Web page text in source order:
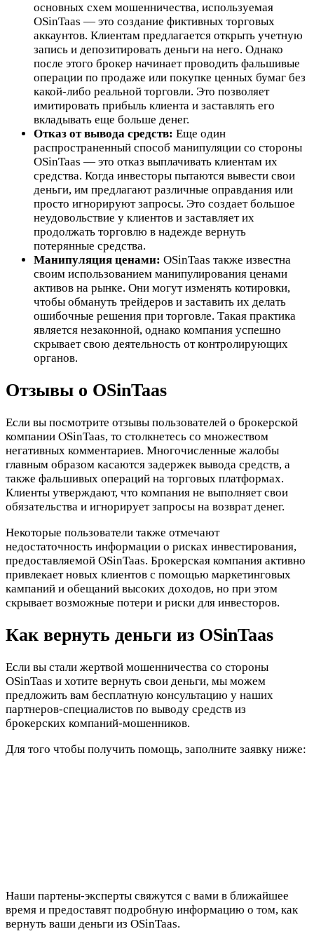
основных схем мошенничества, используемая
OSinTaas — это создание фиктивных торговых
аккаунтов. Клиентам предлагается открыть учетную
запись и депозитировать деньги на него. Однако
после этого брокер начинает проводить фальшивые
операции по продаже или покупке ценных бумаг без
какой-либо реальной торговли. Это позволяет
имитировать прибыль клиента и заставлять его
вкладывать еще больше денег.
Отказ от вывода средств: Еще один
распространенный способ манипуляции со стороны
OSinTaas — это отказ выплачивать клиентам их
средства. Когда инвесторы пытаются вывести свои
деньги, им предлагают различные оправдания или
просто игнорируют запросы. Это создает большое
неудовольствие у клиентов и заставляет их
продолжать торговлю в надежде вернуть
потерянные средства.
Манипуляция ценами: OSinTaas также известна
своим использованием манипулирования ценами
активов на рынке. Они могут изменять котировки,
чтобы обмануть трейдеров и заставить их делать
ошибочные решения при торговле. Такая практика
является незаконной, однако компания успешно
скрывает свою деятельность от контролирующих
органов.
Отзывы о OSinTaas
Если вы посмотрите отзывы пользователей о брокерской
компании OSinTaas, то столкнетесь со множеством
негативных комментариев. Многочисленные жалобы
главным образом касаются задержек вывода средств, а
также фальшивых операций на торговых платформах.
Клиенты утверждают, что компания не выполняет свои
обязательства и игнорирует запросы на возврат денег.
Некоторые пользователи также отмечают
недостаточность информации о рисках инвестирования,
предоставляемой OSinTaas. Брокерская компания активно
привлекает новых клиентов с помощью маркетинговых
кампаний и обещаний высоких доходов, но при этом
скрывает возможные потери и риски для инвесторов.
Как вернуть деньги из OSinTaas
Если вы стали жертвой мошенничества со стороны
OSinTaas и хотите вернуть свои деньги, мы можем
предложить вам бесплатную консультацию у наших
партнеров-специалистов по выводу средств из
брокерских компаний-мошенников.
Для того чтобы получить помощь, заполните заявку ниже:
Наши партены-эксперты свяжутся с вами в ближайшее
время и предоставят подробную информацию о том, как
вернуть ваши деньги из OSinTaas.